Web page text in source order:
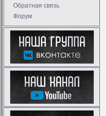
Обратная связь
Форум